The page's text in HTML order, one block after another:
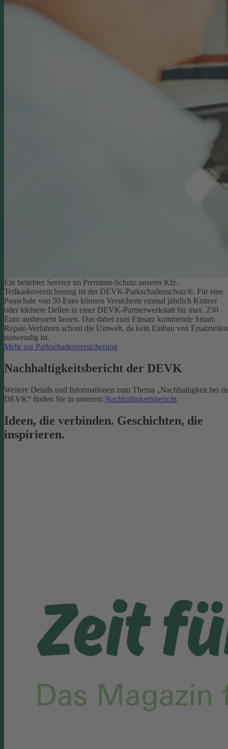
Ein beliebter Service im Premium-Schutz unserer Kfz-
Teilkaskoversicherung ist der DEVK-Parkschadenschutz®. Für eine
Pauschale von 50 Euro können Versicherte einmal jährlich Kratzer
oder kleinere Dellen in einer DEVK-Partnerwerkstatt bis max. 250
Euro ausbessern lassen. Das dabei zum Einsatz kommende Smart-
Repair-Verfahren schont die Umwelt, da kein Einbau von Ersatzteilen
notwendig ist.
Mehr zur Parkschadenversicherung
Nachhaltigkeitsbericht der DEVK
Weitere Details und Informationen zum Thema „Nachhaltigkeit bei
DEVK“ finden Sie in unserem Nachhaltigkeitsbericht.
Ideen, die verbinden. Geschichten, die
inspirieren.